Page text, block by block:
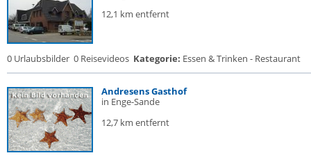
12,1 km entfernt
0 Urlaubsbilder 0 Reisevideos Kategorie: Essen & Trinken - Restaurant
Andresens Gasthof
in Enge-Sande
12,7 km entfernt